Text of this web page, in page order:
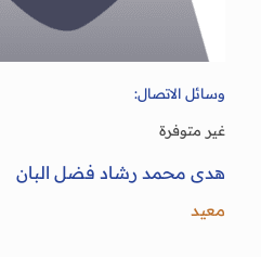
وسائل الاتصال:
غير متوفرة
هدى محمد رشاد فضل البان
معيد